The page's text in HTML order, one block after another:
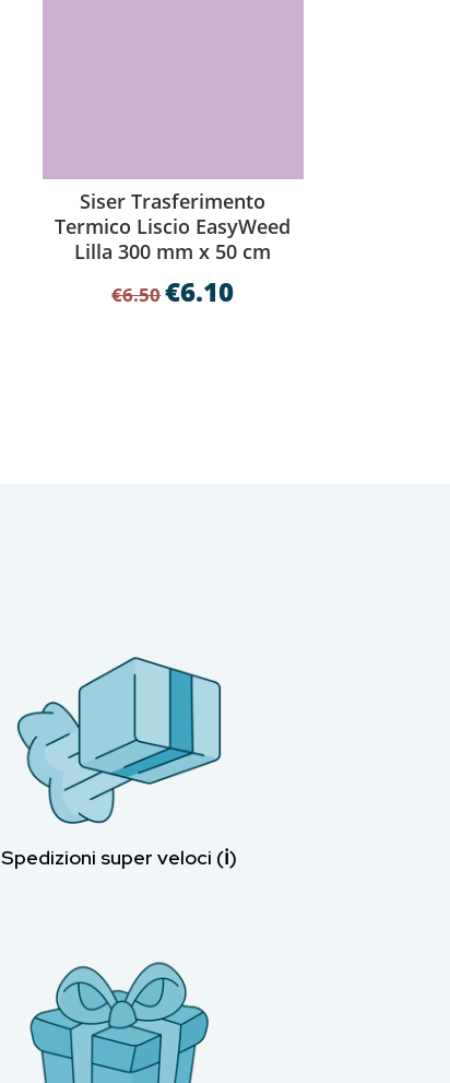
Siser Trasferimento
Termico Liscio EasyWeed
Lilla 300 mm x 50 cm
€6.50Il
€6.10Il
Spedizioni super veloci (ℹ︎)